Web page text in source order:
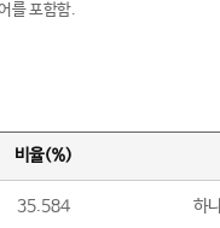
를 포함함.
비율(%)
35.584 하